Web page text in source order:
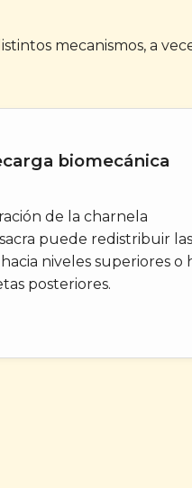
mecanismos, a
biomecánica
de la charnela
puede redistribuir las
niveles superiores o
posteriores.